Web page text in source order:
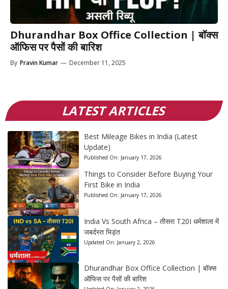
Dhurandhar Box Office Collection | बॉक्स
ऑफिस पर पैसों की बारिश
By Pravin Kumar — December 11, 2025
LATEST ARTICLES
Best Mileage Bikes in India (Latest
Update)
Published On: January 17, 2026
Things to Consider Before Buying Your
First Bike in India
Published On: January 17, 2026
India Vs South Africa – तीसरा T20I धर्मशाला में
जबर्दस्त भिड़ंत
Updated On: January 2, 2026
Dhurandhar Box Office Collection | बॉक्स
ऑफिस पर पैसों की बारिश